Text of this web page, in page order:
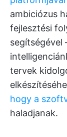
ambiciózus
fejlesztési
segítségével
tervek
hogy a
haladjanak.